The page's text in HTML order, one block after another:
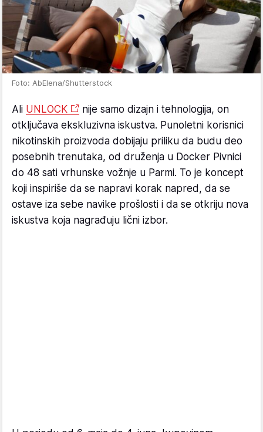
Foto: AbElena/Shutterstock
Ali UNLOCK
nije samo dizajn i tehnologija, on
otključava ekskluzivna iskustva. Punoletni korisnici
nikotinskih proizvoda dobijaju priliku da budu deo
posebnih trenutaka, od druženja u Docker Pivnici
do 48 sati vrhunske vožnje u Parmi. To je koncept
koji inspiriše da se napravi korak napred, da se
ostave iza sebe navike prošlosti i da se otkriju nova
iskustva koja nagrađuju lični izbor.